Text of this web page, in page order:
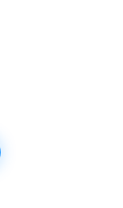
je 5 z 5